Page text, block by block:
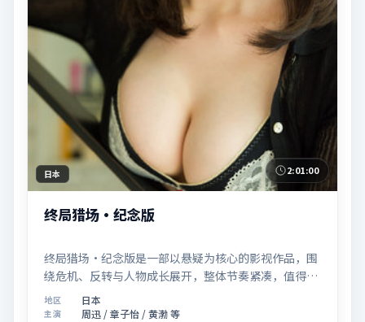
日本 2:01:00
终局猎场·纪念版
终局猎场·纪念版是一部以悬疑为核心的影视作品，围
绕危机、反转与人物成长展开，整体节奏紧凑，值得推
荐观看。
地区 日本
主演
周迅 / 章子怡 / 黄渤 等